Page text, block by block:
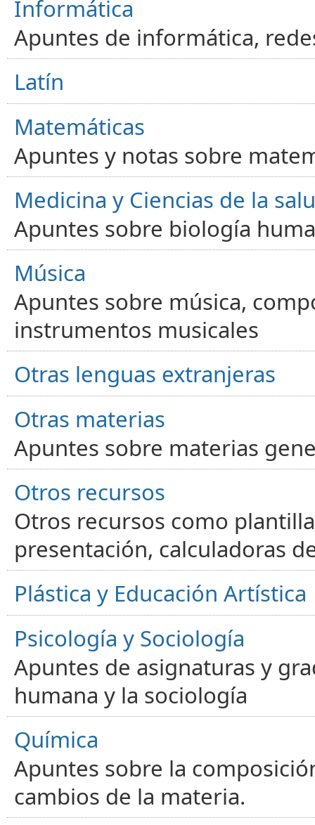
Informática
Apuntes de informática,
Latín
Matemáticas
Apuntes y notas sobre
Medicina y Ciencias de la
Apuntes sobre biología
Música
Apuntes sobre música,
instrumentos musicales
Otras lenguas extranjeras
Otras materias
Apuntes sobre materias
Otros recursos
Otros recursos como
presentación, calculadoras
Plástica y Educación Artística
Psicología y Sociología
Apuntes de asignaturas y
humana y la sociología
Química
Apuntes sobre la
cambios de la materia.